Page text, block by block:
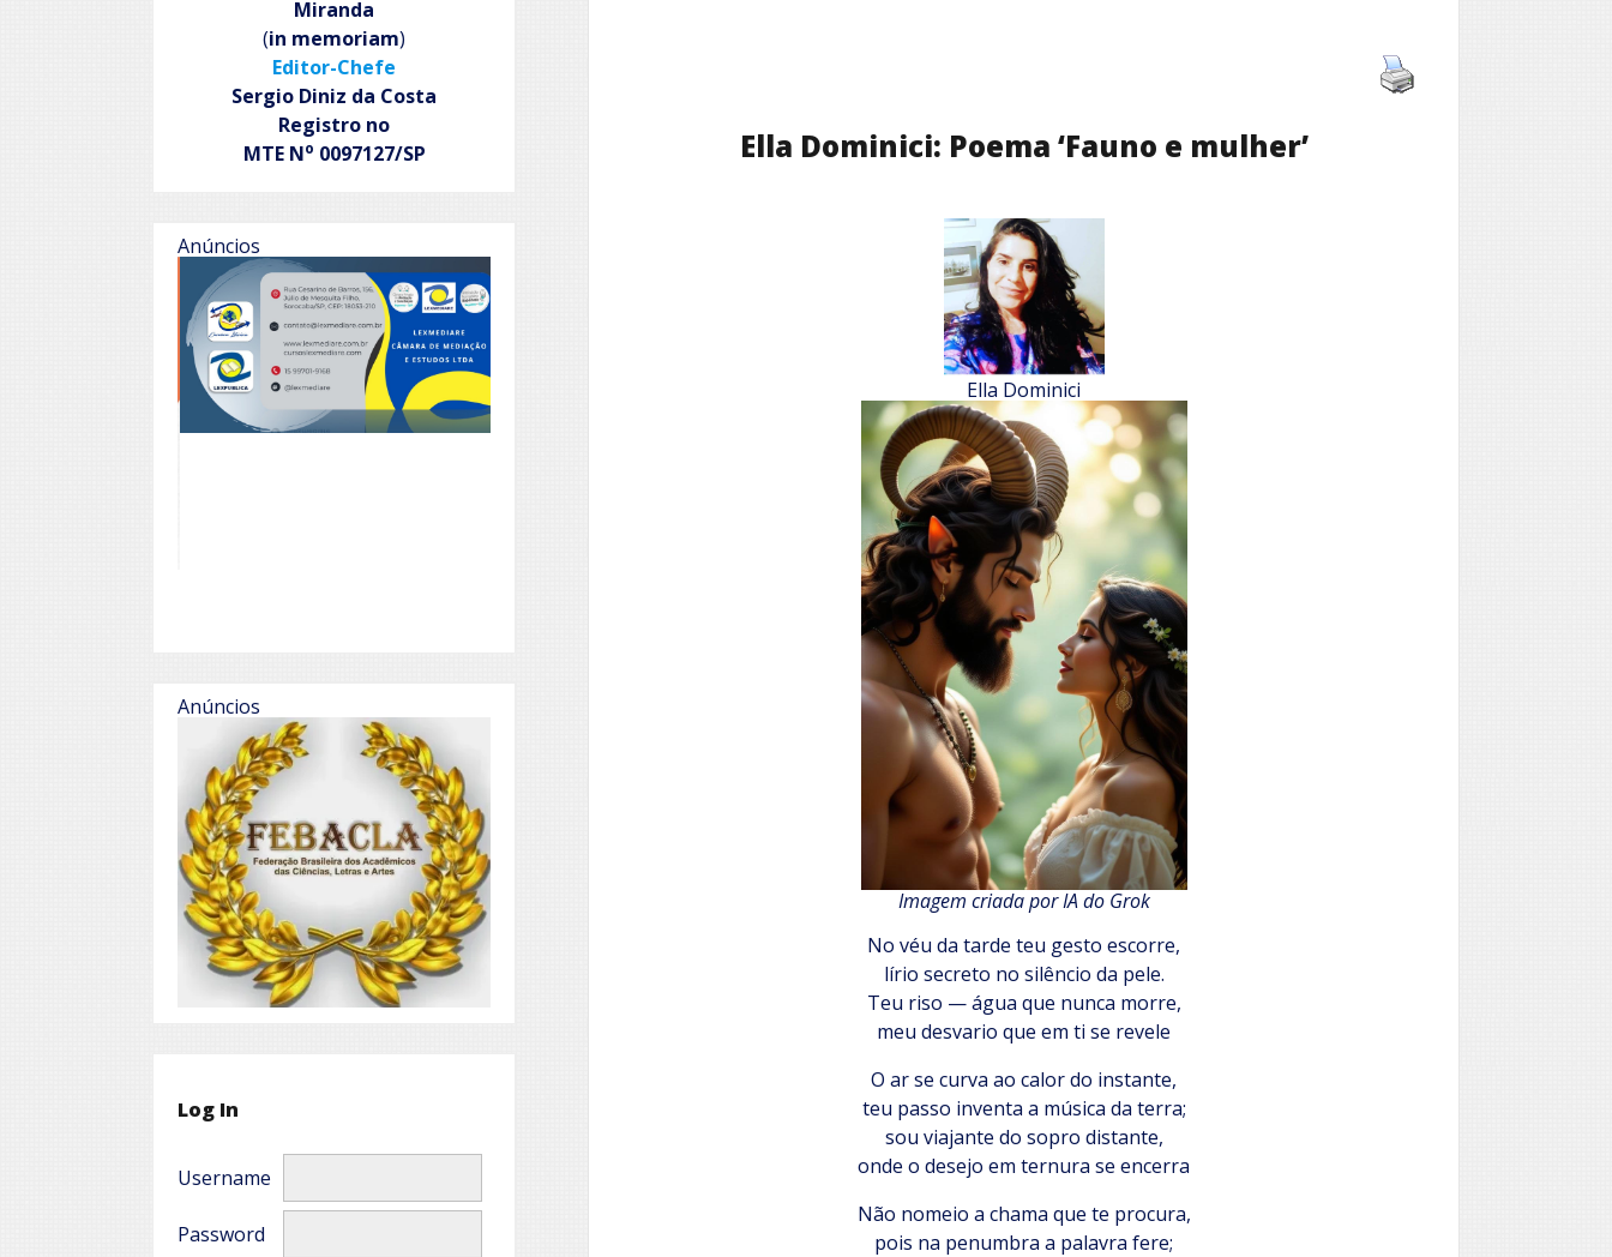
Ella Dominici: Poema ‘Fauno e mulher’
Ella Dominici
Imagem criada por IA do Grok
No véu da tarde teu gesto escorre,
lírio secreto no silêncio da pele.
Teu riso — água que nunca morre,
meu desvario que em ti se revele
O ar se curva ao calor do instante,
teu passo inventa a música da terra;
sou viajante do sopro distante,
onde o desejo em ternura se encerra
Não nomeio a chama que te procura,
pois na penumbra a palavra fere;
Miranda
(in memoriam)
Editor-Chefe
Sergio Diniz da Costa
Registro no
MTE No 0097127/SP
Anúncios
Anúncios
Log In
Username
Password